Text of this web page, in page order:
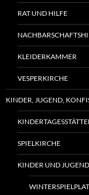
RAT UND HILFE
KLEIDERKAMMER
VESPERKIRCHE
KINDER, JUGEND,
SPIELKIRCHE
KINDER UND JUGEND